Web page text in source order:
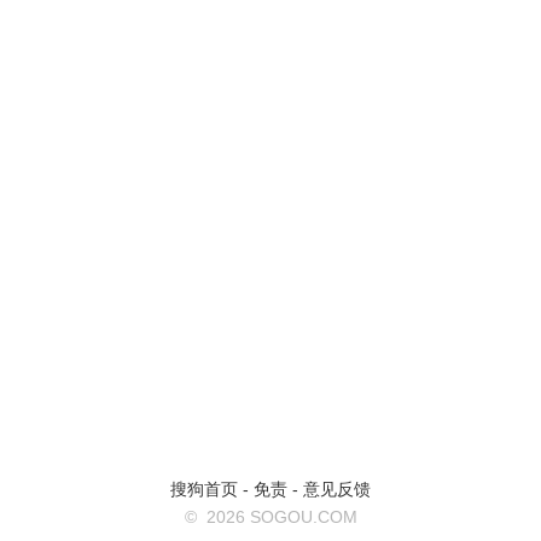
搜狗首页 - 免责 - 意见反馈
© 2026 SOGOU.COM